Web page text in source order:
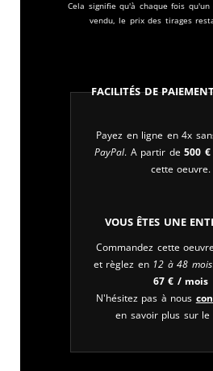
Cela signifie qu'à chaque fois
vendu, le prix des tirages
Facilités de
Payez en ligne en 4x
PayPal. A partir de 500 €
cette oeuvre.
Vous êtes une
Commandez cette
et règlez en 12 à 48 mois
67€ / mois
N'hésitez pas à nous
en savoir plus sur le